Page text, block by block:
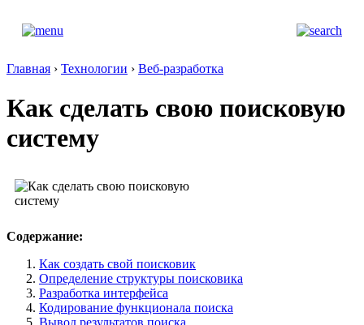
Главная › Технологии › Веб-разработка
Как сделать свою поисковую
систему
Содержание:
Как создать свой поисковик
Определение структуры поисковика
Разработка интерфейса
Кодирование функционала поиска
Вывод результатов поиска